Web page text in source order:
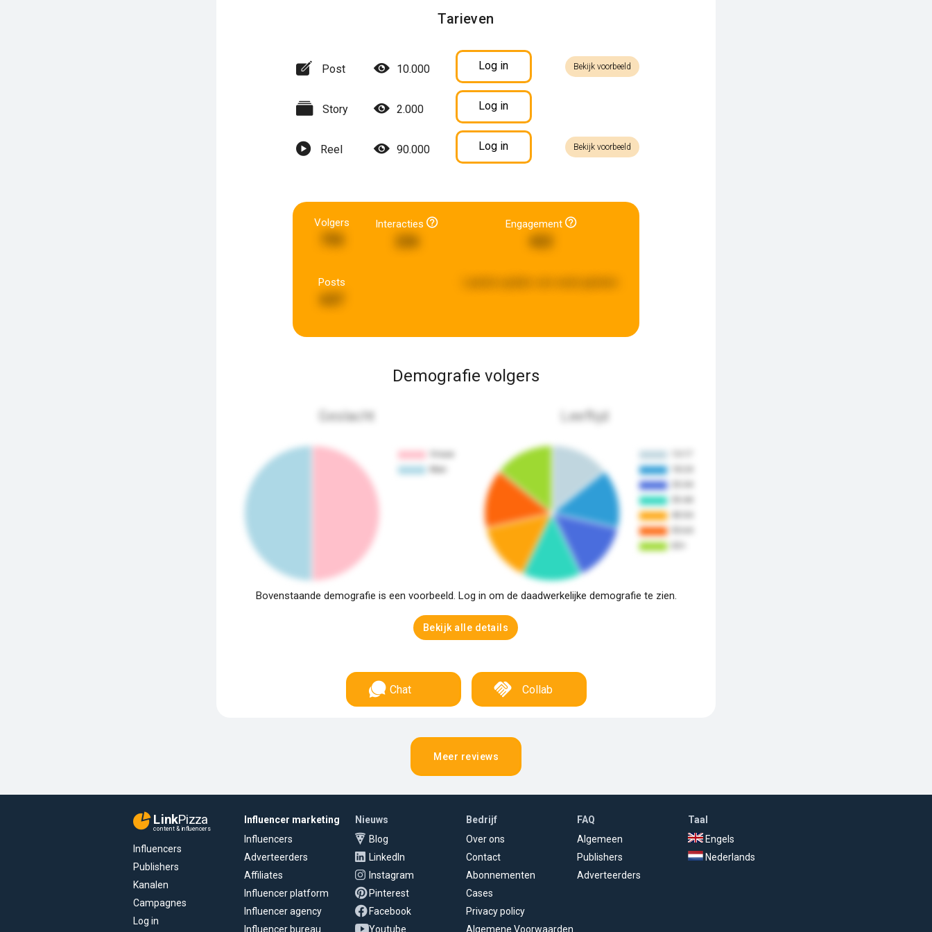
Tarieven
Post 10.000 Log in Bekijk voorbeeld
Story 2.000 Log in
Reel 90.000 Log in Bekijk voorbeeld
Volgers Interacties Engagement
Posts
Demografie volgers
Geslacht Leeftijd
Bovenstaande demografie is een voorbeeld. Log in om de daadwerkelijke demografie te zien.
Bekijk alle details
Chat Collab
Meer reviews
LinkPizza
content & influencers
Influencers
Publishers
Kanalen
Campagnes
Log in
Influencer marketing
Influencers
Adverteerders
Affiliates
Influencer platform
Influencer agency
Influencer bureau
Nieuws
Blog
LinkedIn
Instagram
Pinterest
Facebook
Youtube
Bedrijf
Over ons
Contact
Abonnementen
Cases
Privacy policy
Algemene Voorwaarden
FAQ
Algemeen
Publishers
Adverteerders
Taal
Engels
Nederlands